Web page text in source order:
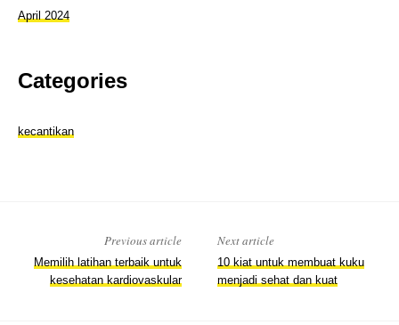
April 2024
Categories
kecantikan
Previous article
Memilih latihan terbaik untuk
kesehatan kardiovaskular
Next article
10 kiat untuk membuat kuku
menjadi sehat dan kuat